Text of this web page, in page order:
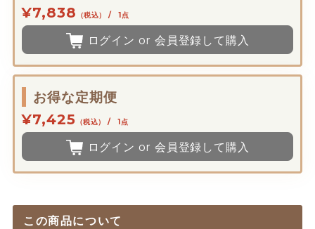
¥7,838 （税込） / 1点
ログイン or 会員登録して購入
お得な定期便
¥7,425 （税込） / 1点
ログイン or 会員登録して購入
この商品について